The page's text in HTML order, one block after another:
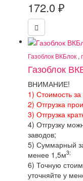
172.0 ₽
Газоблок ВКБлок ,
Газоблок
ВНИМАНИЕ!
1) Стоимость
2) Отгрузка
3) Отгрузка
4) Отгрузку
заводов;
5) Суммарный
менее 1,5м3;
6) Точную
уточняйте у